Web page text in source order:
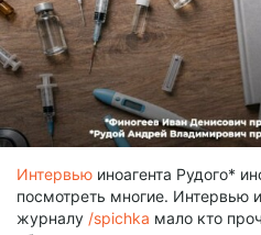
Интервью иноагента Рудого*
посмотреть многие. Интервью
журналу /spichka мало кто